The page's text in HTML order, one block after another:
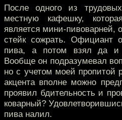
После одного из
местную кафешку,
является мини-пивоварней,
стейк сожрать. Официант
пива, а потом взял да и
Вообще он подразумевал
но с учетом моей пропитой
акцента вполне можно
проявил бдительность и
коварный?
пива налил.